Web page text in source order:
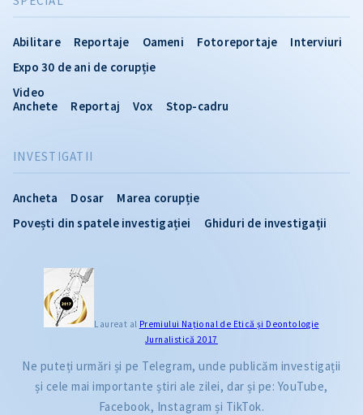
INVESTIGATII
Ancheta Dosar
Marea corupție
Povești din spatele investigației
Ghiduri de investigații
Abilitare Reportaje Oameni Fotoreportaje
Interviuri
Expo 30 de ani de corupție
Video
Anchete
Reportaj Vox Stop-cadru
Laureat al Premiului Naţional de Etică și Deontologie
Jurnalistică 2017
Ne puteți urmări și pe Telegram, unde publicăm investigații
și cele mai importante știri ale zilei, dar și pe: YouTube,
Facebook, Instagram și TikTok.